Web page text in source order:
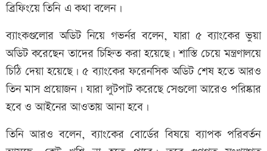
ব্রিফিংয়ে তিনি এ কথা বলেন।
ব্যাংকগুলোর অডিট নিয়ে গভর্নর বলেন, যারা ৫ ব্যাংকের ভুয়া
অডিট করেছেন তাদের চিহ্নিত করা হয়েছে। শাস্তি চেয়ে মন্ত্রণালয়ে
চিঠি দেয়া হয়েছে। ৫ ব্যাংকের ফরেনসিক অডিট শেষ হতে আরও
তিন মাস প্রয়োজন। যারা লুটপাট করেছে সেগুলো আরেও পরিষ্কার
হবে ও আইনের আওতায় আনা হবে।
তিনি আরও বলেন, ব্যাংকের বোর্ডের বিষয়ে ব্যাপক পরিবর্তন